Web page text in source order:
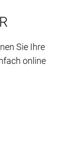
Sie Ihre
online